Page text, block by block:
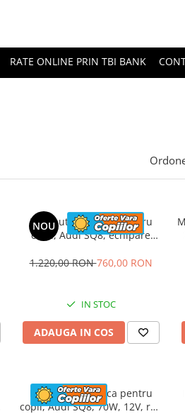
RATE ONLINE PRIN TBI BANK
NOU
Masinuta electrica pentru
copii, Audi SQ8, echipare
telecomanda inclusa, roz
1.220,00 RON760,00 RON
IN STOC
ADAUGA IN COS
Masinuta electrica pentru
copii, Audi SQ8, 70W, 12V, roti